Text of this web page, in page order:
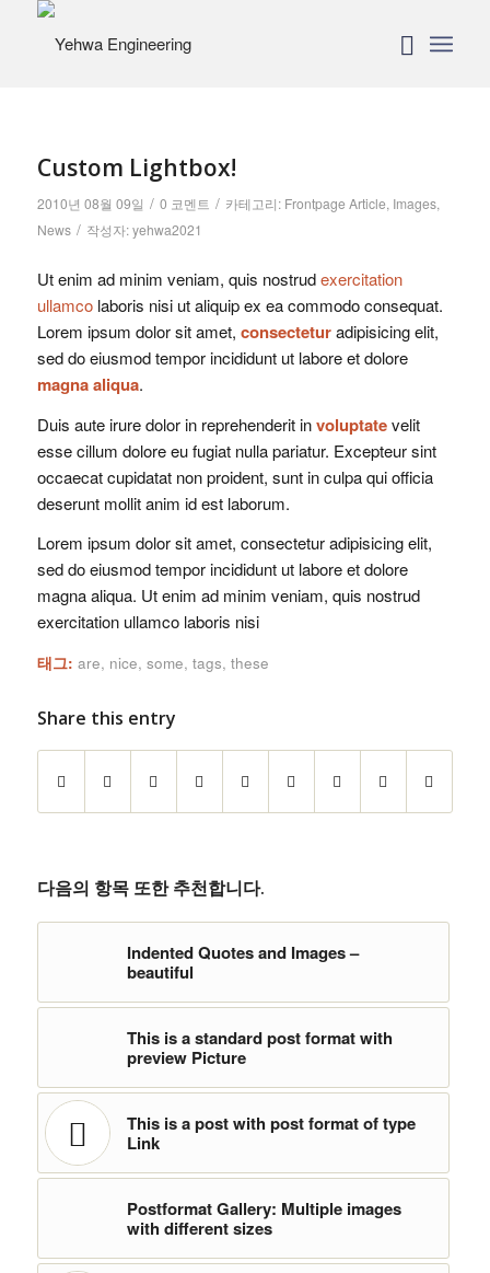
Custom Lightbox!
2010년 08월 09일 / 0 코멘트 / 카테고리: Frontpage Article, Images,
News / 작성자:yehwa2021
Ut enim ad minim veniam, quis nostrudexercitation
ullamcolaboris nisi ut aliquip ex ea commodo consequat.
Lorem ipsum dolor sit amet, consecteturadipisicing elit,
sed do eiusmod tempor incididunt ut labore et dolore
magna aliqua.
Duis aute irure dolor in reprehenderit involuptatevelit
esse cillum dolore eu fugiat nulla pariatur. Excepteur sint
occaecat cupidatat non proident, sunt in culpa qui officia
deserunt mollit anim id est laborum.
Lorem ipsum dolor sit amet, consectetur adipisicing elit,
sed do eiusmod tempor incididunt ut labore et dolore
magna aliqua. Ut enim ad minim veniam, quis nostrud
exercitation ullamco laboris nisi
태그: are, nice, some, tags, these
Share this entry
다음의 항목 또한 추천합니다.
Indented Quotes and Images –
beautiful
This is a standard post format with
preview Picture
This is a post with post format of type
Link
Postformat Gallery: Multiple images
with different sizes